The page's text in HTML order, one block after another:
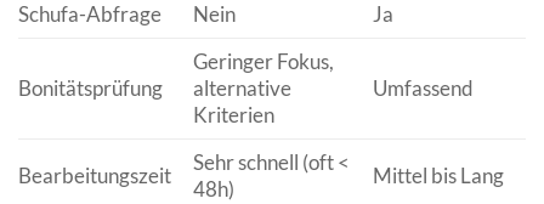
Schufa-Abfrage Nein Ja
Bonitätsprüfung
Geringer Fokus,
alternative
Kriterien
Umfassend
Bearbeitungszeit
Sehr schnell (oft <
48h)
Mittel bis Lang